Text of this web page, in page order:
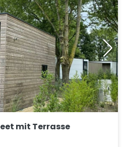
mit Terrasse